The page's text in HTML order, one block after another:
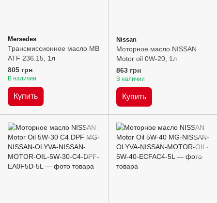
Mersedes
Трансмиссионное масло MB
ATF 236.15, 1л
805 грн
В наличии
Купить
Nissan
Моторное масло NISSAN
Motor oil 0W-20, 1л
863 грн
В наличии
Купить